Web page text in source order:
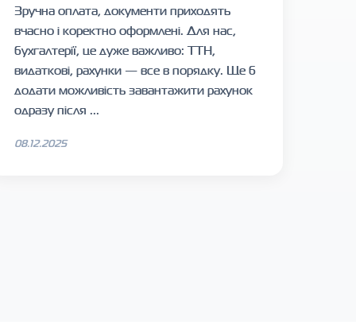
Зручна оплата, документи приходять
вчасно і коректно оформлені. Для нас,
бухгалтерії, це дуже важливо: ТТН,
видаткові, рахунки — все в порядку. Ще б
додати можливість завантажити рахунок
одразу після ...
08.12.2025